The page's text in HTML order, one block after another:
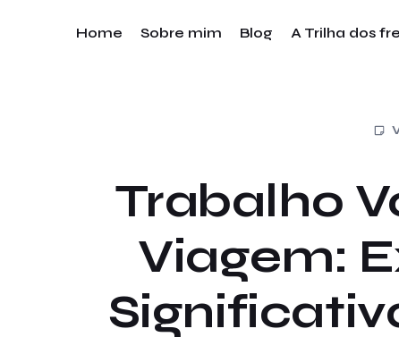
Home Sobre mim Blog A Trilha dos
Trabalho
Viagem: